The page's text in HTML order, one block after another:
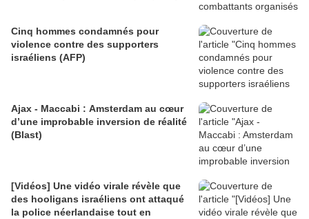
Cinq hommes condamnés pour
violence contre des supporters
israéliens (AFP)
Ajax - Maccabi : Amsterdam au cœur
d’une improbable inversion de réalité
(Blast)
[Vidéos] Une vidéo virale révèle que
des hooligans israéliens ont attaqué
la police néerlandaise tout en